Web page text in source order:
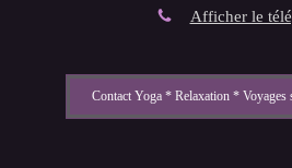
Afficher le
Contact Yoga * Relaxation *